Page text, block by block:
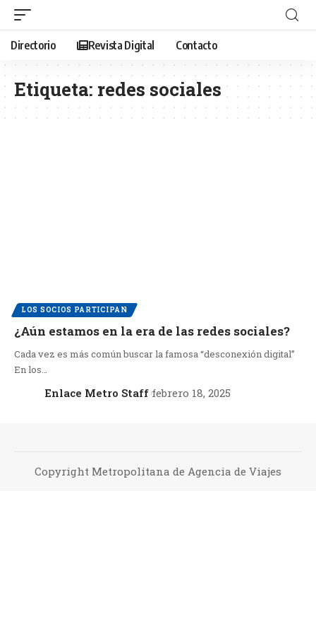
Directorio Revista Digital Contacto
Etiqueta: redes sociales
LOS SOCIOS PARTICIPAN
¿Aún estamos en la era de las redes sociales?
Cada vez es más común buscar la famosa “desconexión digital”
En los…
Enlace Metro Staff febrero 18, 2025
Copyright Metropolitana de Agencia de Viajes